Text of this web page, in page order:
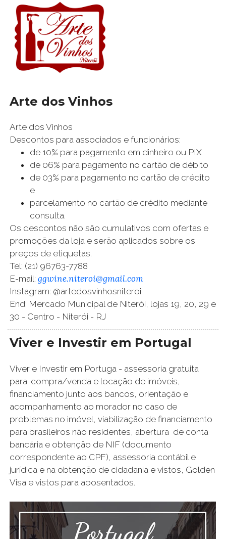
Arte dos Vinhos
Arte dos Vinhos
Descontos para associados e funcionários:
de 10% para pagamento em dinheiro ou PIX
de 06% para pagamento no cartão de débito
de 03% para pagamento no cartão de crédito
e
parcelamento no cartão de crédito mediante
consulta.
Os descontos não são cumulativos com ofertas e
promoções da loja e serão aplicados sobre os
preços de etiquetas.
Tel: (21) 96763-7788
E-mail: ggwine.niteroi@gmail.com
Instagram: @artedosvinhosniteroi
End: Mercado Municipal de Niterói, lojas 19, 20, 29 e
30 - Centro - Niterói - RJ
Viver e Investir em Portugal
Viver e Investir em Portuga - assessoria gratuita
para: compra/venda e locação de imóveis,
financiamento junto aos bancos, orientação e
acompanhamento ao morador no caso de
problemas no imóvel, viabilização de financiamento
para brasileiros não residentes, abertura de conta
bancária e obtenção de NIF (documento
correspondente ao CPF), assessoria contábil e
jurídica e na obtenção de cidadania e vistos, Golden
Visa e vistos para aposentados.